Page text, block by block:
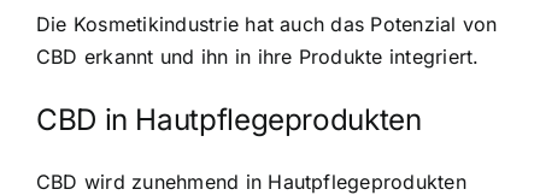
Die Kosmetikindustrie hat auch das Potenzial von
CBD erkannt und ihn in ihre Produkte integriert.
CBD in Hautpflegeprodukten
CBD wird zunehmend in Hautpflegeprodukten